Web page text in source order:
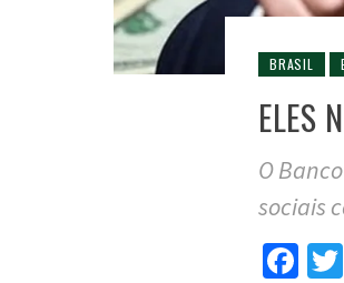
BRASIL
ELES
O
sociais